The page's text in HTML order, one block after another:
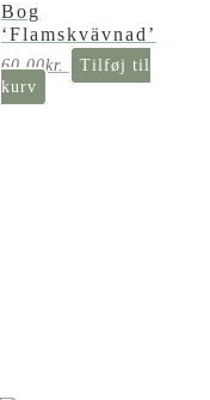
Bog
‘Flamskvävnad’
60,00kr.
Tilføj til
kurv